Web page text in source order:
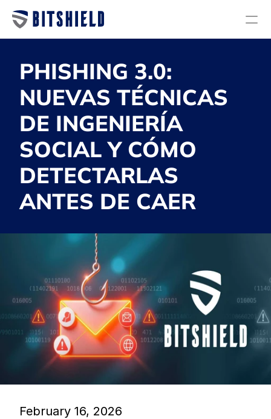
Planes
Nosotros
Blog
Diagnóstico de ciberseguridad
Auditoría y Cumplimiento
Investigación y Respuesta a incidentes
Servicios Administrados
Next Generation Firewall
Email Security & Antispam
Back Up & Storage
NAC & IPAM
Wifi Security
IDS
SIEM
Web Application Firewall
Encryption & Transfer Files
PHISHING 3.0:
NUEVAS TÉCNICAS
DE INGENIERÍA
SOCIAL Y CÓMO
DETECTARLAS
ANTES DE CAER
February 16, 2026